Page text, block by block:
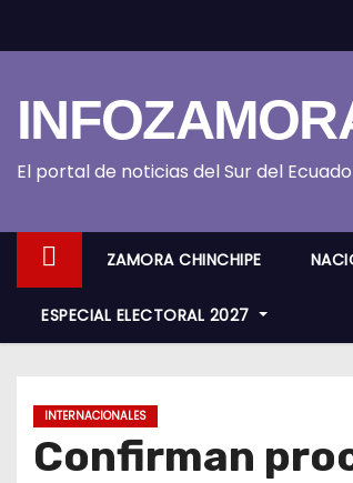
k
o
El portal de noticias del Sur del
ZAMORA CHINCHIPE
ESPECIAL ELECTORAL 2027
INTERNACIONALES
Confirman